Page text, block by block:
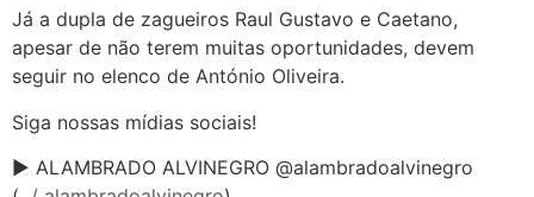
Já a dupla de zagueiros Raul Gustavo e Caetano,
apesar de não terem muitas oportunidades, devem
seguir no elenco de António Oliveira.
Siga nossas mídias sociais!
► ALAMBRADO ALVINEGRO @alambradoalvinegro